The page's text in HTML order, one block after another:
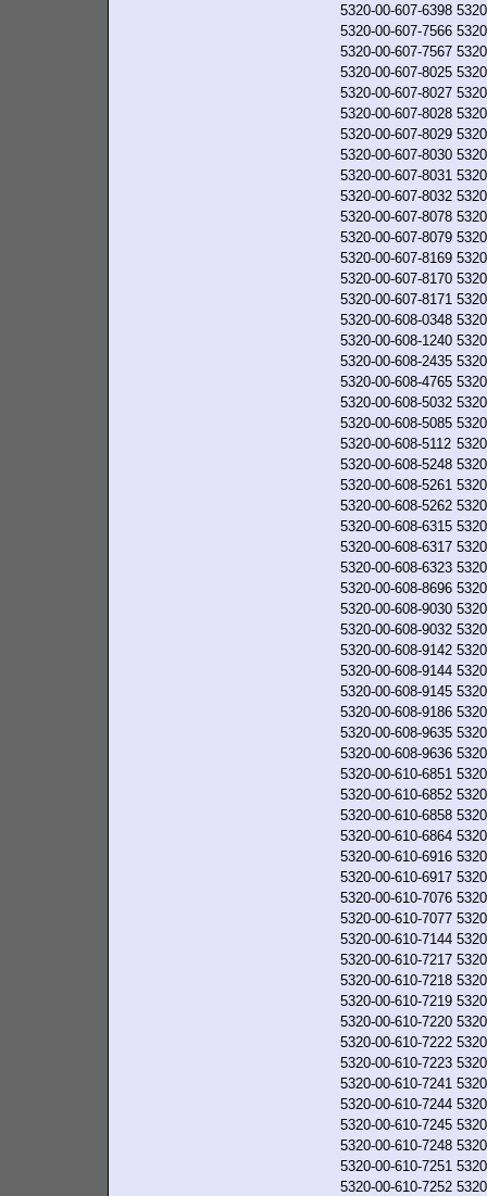
5320-00-607-6398
5320-00-607-7566
5320-00-607-7567
5320-00-607-8025
5320-00-607-8027
5320-00-607-8028
5320-00-607-8029
5320-00-607-8030
5320-00-607-8031
5320-00-607-8032
5320-00-607-8078
5320-00-607-8079
5320-00-607-8169
5320-00-607-8170
5320-00-607-8171
5320-00-608-0348
5320-00-608-1240
5320-00-608-2435
5320-00-608-4765
5320-00-608-5032
5320-00-608-5085
5320-00-608-5112
5320-00-608-5248
5320-00-608-5261
5320-00-608-5262
5320-00-608-6315
5320-00-608-6317
5320-00-608-6323
5320-00-608-8696
5320-00-608-9030
5320-00-608-9032
5320-00-608-9142
5320-00-608-9144
5320-00-608-9145
5320-00-608-9186
5320-00-608-9635
5320-00-608-9636
5320-00-610-6851
5320-00-610-6852
5320-00-610-6858
5320-00-610-6864
5320-00-610-6916
5320-00-610-6917
5320-00-610-7076
5320-00-610-7077
5320-00-610-7144
5320-00-610-7217
5320-00-610-7218
5320-00-610-7219
5320-00-610-7220
5320-00-610-7222
5320-00-610-7223
5320-00-610-7241
5320-00-610-7244
5320-00-610-7245
5320-00-610-7248
5320-00-610-7251
5320-00-610-7252